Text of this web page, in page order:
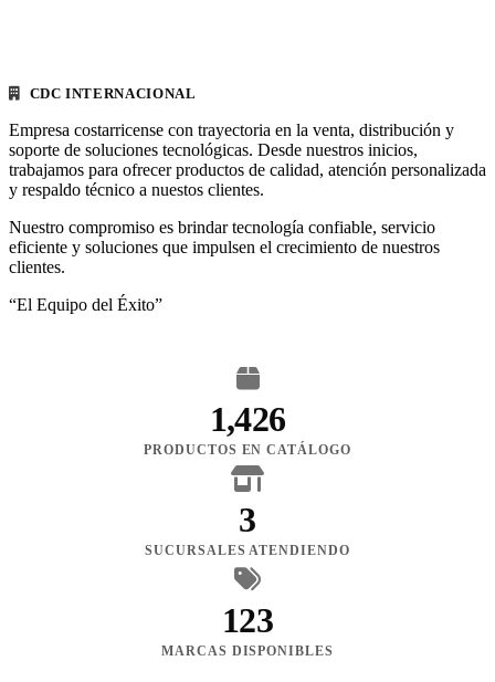
CDC INTERNACIONAL
Empresa costarricense con trayectoria en la venta, distribución y
soporte de soluciones tecnológicas. Desde nuestros inicios,
trabajamos para ofrecer productos de calidad, atención personalizada
y respaldo técnico a nuestos clientes.
Nuestro compromiso es brindar tecnología confiable, servicio
eficiente y soluciones que impulsen el crecimiento de nuestros
clientes.
“El Equipo del Éxito”
1,426
PRODUCTOS EN CATÁLOGO
3
SUCURSALES ATENDIENDO
123
MARCAS DISPONIBLES